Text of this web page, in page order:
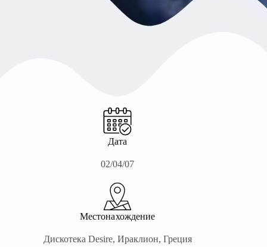
Дата
02/04/07
Местонахождение
Дискотека Desire, Ираклион, Греция